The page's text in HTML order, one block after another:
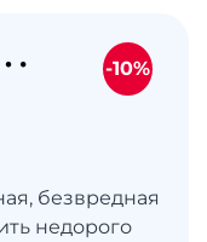
безвредная
недорого
-10%